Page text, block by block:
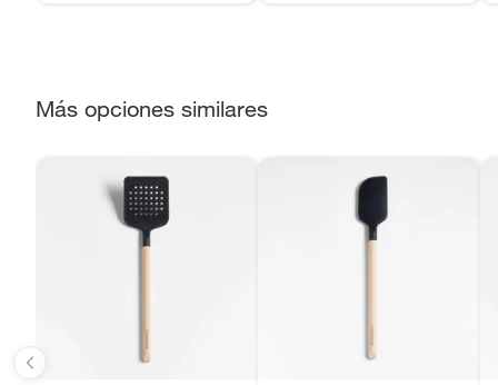
Pinturas de color a pedido.
Baterías de auto.
Motocicletas y bicicletas motorizadas.
Licores y cigarros electrónicos.
Más opciones similares